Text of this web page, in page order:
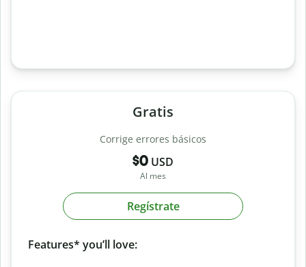
Gratis
Corrige errores básicos
$0 USD
Al mes
Regístrate
Features* you’ll love: